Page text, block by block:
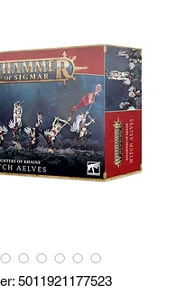
5011921177523